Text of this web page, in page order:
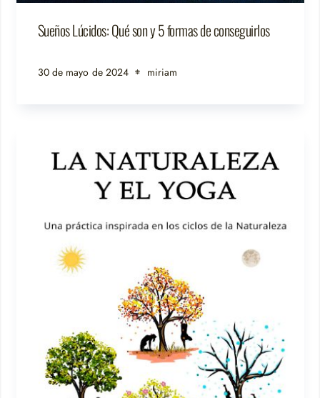
Sueños Lúcidos: Qué son y 5 formas de conseguirlos
30 de mayo de 2024 miriam